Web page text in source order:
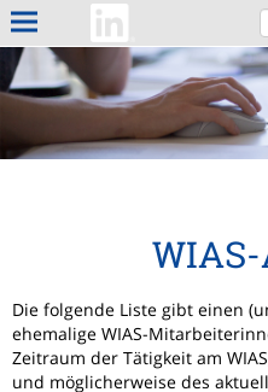
Die folgende Liste gibt einen
ehemalige WIAS-
Zeitraum der Tätigkeit am
und möglicherweise des